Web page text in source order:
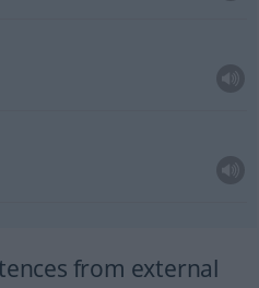
from external